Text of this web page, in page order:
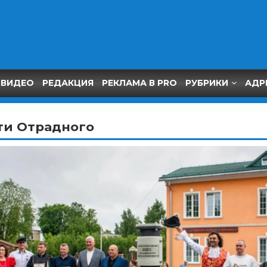
ВИДЕО РЕДАКЦИЯ РЕКЛАМА В PRO РУБРИКИ
Отрадного